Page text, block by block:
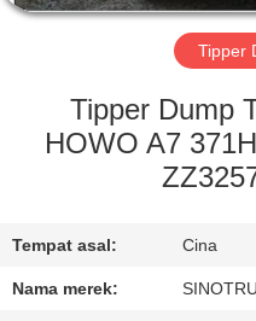
TUR
KONTROL
KUALITAS
HUBUNGI
KAMI
Tipper
Tipper Dump
HOWO A7
Tempat asal: Cina
Nama merek: